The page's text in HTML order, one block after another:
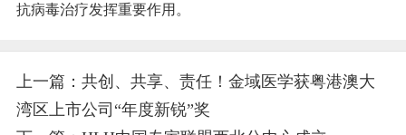
抗病毒治疗发挥重要作用。
上一篇：共创、共享、责任！金域医学获粤港澳大
湾区上市公司“年度新锐”奖